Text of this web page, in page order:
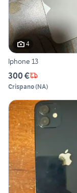
4
Iphone 13
300 €
Crispano(NA)